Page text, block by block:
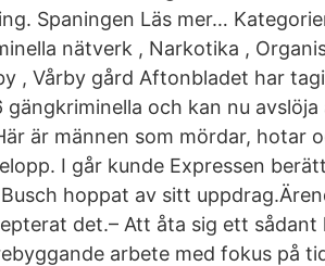
Spaningen Läs mer…
nätverk , Narkotika ,
, Vårby gård Aftonbladet har
och kan nu
är männen som mördar, hotar
I går kunde Expressen
hoppat av sitt
det.– Att åta sig ett sådant
arbete med fokus på